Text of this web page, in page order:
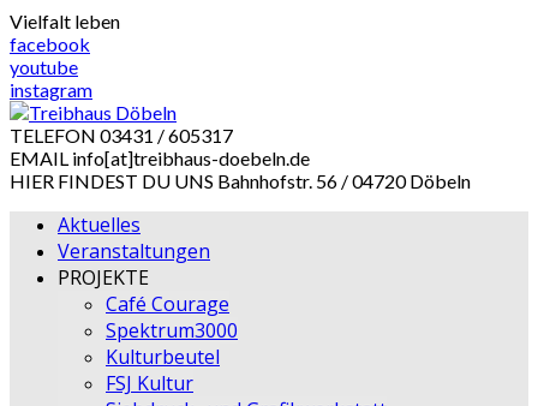
Skip
to
content
Vielfalt leben
facebook
youtube
instagram
TELEFON 03431 / 605317
EMAIL info[at]treibhaus-doebeln.de
HIER FINDEST DU UNS Bahnhofstr. 56 / 04720 Döbeln
Aktuelles
Veranstaltungen
PROJEKTE
Café Courage
Spektrum3000
Kulturbeutel
FSJ Kultur